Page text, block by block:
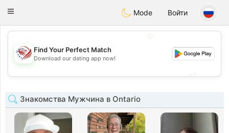
Dating
Toggle
Mode Войти
💖
💕
Find Your Perfect Match
Download our dating app now!
Знакомства Мужчина в Ontario